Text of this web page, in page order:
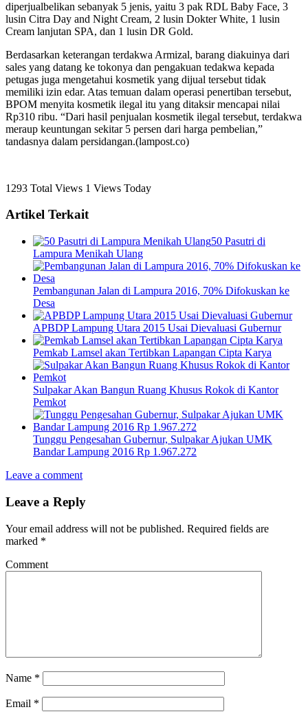
diperjualbelikan sebanyak 5 jenis, yaitu 3 pak RDL Baby Face, 3
lusin Citra Day and Night Cream, 2 lusin Dokter White, 1 lusin
Cream lanjutan SPA, dan 1 lusin DR Gold.
Berdasarkan keterangan terdakwa Armizal, barang diakuinya dari
sales yang datang ke tokonya dan pengakuan tedakwa kepada
petugas juga mengetahui kosmetik yang dijual tersebut tidak
memiliki izin edar. Atas temuan dalam operasi penertiban tersebut,
BPOM menyita kosmetik ilegal itu yang ditaksir mencapai nilai
Rp310 ribu. “Dari hasil penjualan kosmetik ilegal tersebut, terdakwa
meraup keuntungan sekitar 5 persen dari harga pembelian,”
tandasnya dalam persidangan.(lampost.co)
1293 Total Views 1 Views Today
Artikel Terkait
50 Pasutri di
Lampura Menikah Ulang
Pembangunan Jalan di Lampura 2016, 70% Difokuskan ke
Desa
APBDP Lampung Utara 2015 Usai Dievaluasi Gubernur
Pemkab Lamsel akan Tertibkan Lapangan Cipta Karya
Sulpakar Akan Bangun Ruang Khusus Rokok di Kantor
Pemkot
Tunggu Pengesahan Gubernur, Sulpakar Ajukan UMK
Bandar Lampung 2016 Rp 1.967.272
Leave a comment
Leave a Reply
Your email address will not be published. Required fields are
marked *
Comment
Name *
Email *